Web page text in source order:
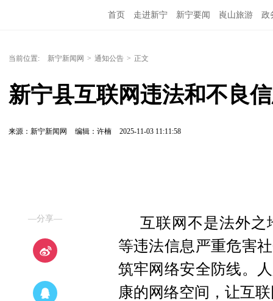
首页 走进新宁 新宁要闻 崀山旅游 政
当前位置: 新宁新闻网 > 通知公告 > 正文
新宁县互联网违法和不良
来源：新宁新闻网 编辑：许楠 2025-11-03 11:11:58
—分享—
互联网不是法外之
等违法信息严重危害
筑牢网络安全防线。
康的网络空间，让互